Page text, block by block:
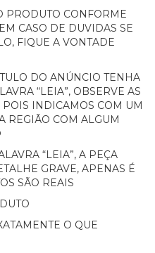
PRODUTO CONFORME
CASO DE DUVIDAS SE
FIQUE A VONTADE
DO ANÚNCIO TENHA
“LEIA”, OBSERVE AS
POIS INDICAMOS COM UM
REGIÃO COM ALGUM
“LEIA”, A PEÇA
GRAVE, APENAS É
SÃO REAIS
O QUE